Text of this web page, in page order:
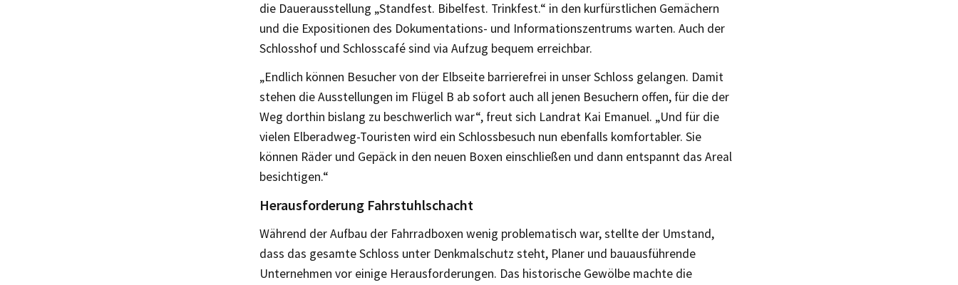
die Dauerausstellung „Standfest. Bibelfest. Trinkfest.“ in den kurfürstlichen Gemächern
und die Expositionen des Dokumentations- und Informationszentrums warten. Auch der
Schlosshof und Schlosscafé sind via Aufzug bequem erreichbar.
„Endlich können Besucher von der Elbseite barrierefrei in unser Schloss gelangen. Damit
stehen die Ausstellungen im Flügel B ab sofort auch all jenen Besuchern offen, für die der
Weg dorthin bislang zu beschwerlich war“, freut sich Landrat Kai Emanuel. „Und für die
vielen Elberadweg-Touristen wird ein Schlossbesuch nun ebenfalls komfortabler. Sie
können Räder und Gepäck in den neuen Boxen einschließen und dann entspannt das Areal
besichtigen.“
Herausforderung Fahrstuhlschacht
Während der Aufbau der Fahrradboxen wenig problematisch war, stellte der Umstand,
dass das gesamte Schloss unter Denkmalschutz steht, Planer und bauausführende
Unternehmen vor einige Herausforderungen. Das historische Gewölbe machte die